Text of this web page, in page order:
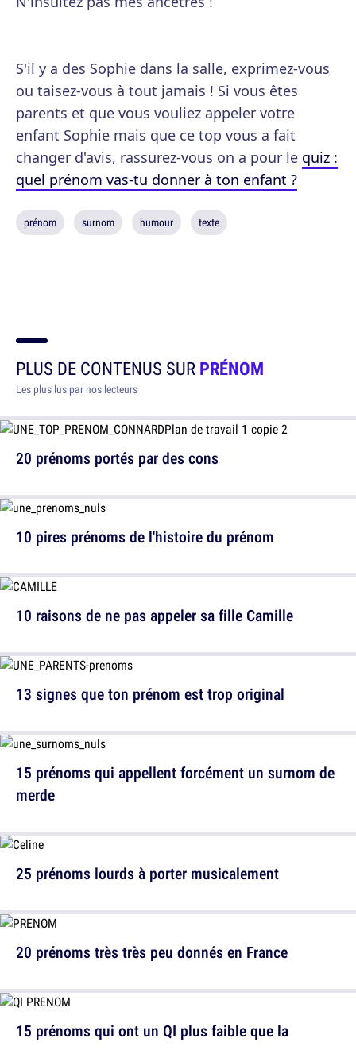
S'il y a des Sophie dans la salle, exprimez-vous
ou taisez-vous à tout jamais ! Si vous êtes
parents et que vous vouliez appeler votre
enfant Sophie mais que ce top vous a fait
changer d'avis, rassurez-vous on a pour le quiz :
quel prénom vas-tu donner à ton enfant ?
prénom surnom humour texte
PLUS DE CONTENUS SURPRÉNOM
Les plus lus par nos lecteurs
20 prénoms portés par des cons
10 raisons de ne pas appeler sa fille Camille
15 prénoms qui appellent forcément un surnom de
merde
20 prénoms très très peu donnés en France
10 pires prénoms de l'histoire du prénom
13 signes que ton prénom est trop original
25 prénoms lourds à porter musicalement
15 prénoms qui ont un QI plus faible que la